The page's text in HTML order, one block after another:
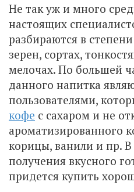
Не так уж и много
настоящих
разбираются в
зерен, сортах,
мелочах. По большей
данного напитка
пользователями,
кофе с сахаром и не
ароматизированного
корицы, ванили и пр.
получения вкусного
придется купить